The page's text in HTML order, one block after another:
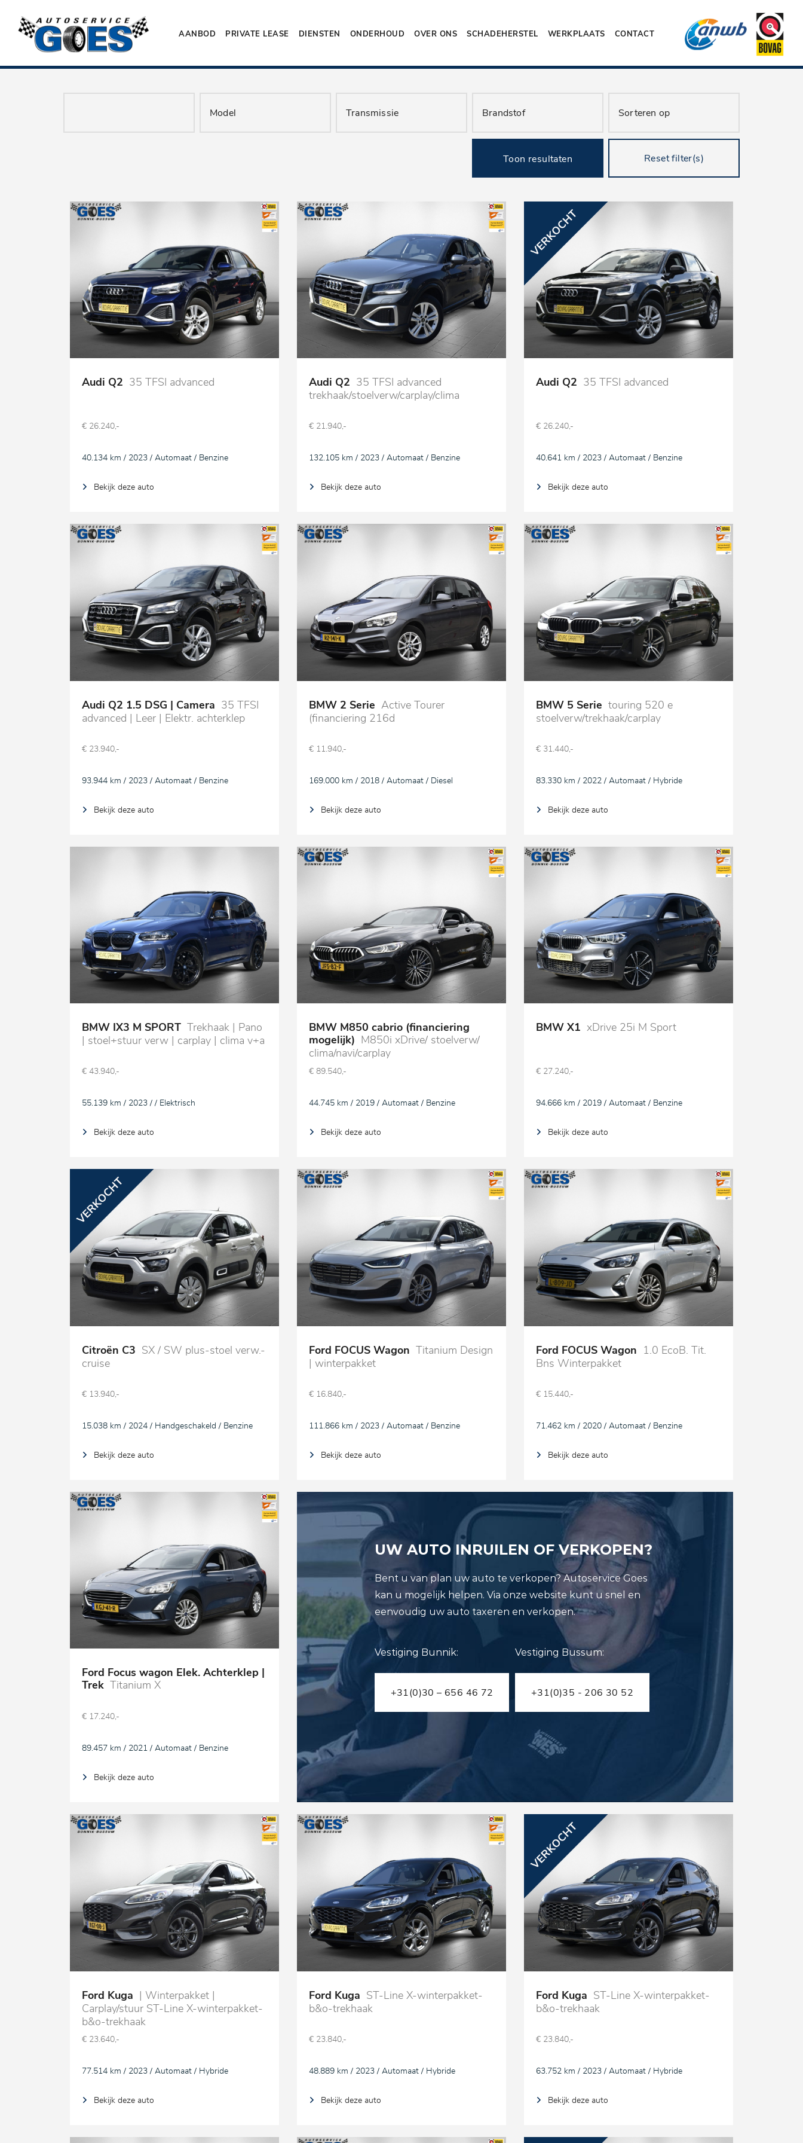
AANBOD PRIVATE LEASE DIENSTEN ONDERHOUD OVER ONS SCHADEHERSTEL WERKPLAATS CONTACT
Toon resultaten Reset filter(s)
Audi Q2 35 TFSI advanced
€ 26.240,-
40.134 km / 2023 / Automaat / Benzine
Bekijk deze auto
Audi Q2
35 TFSI advanced
trekhaak/stoelverw/carplay/clima
€ 21.940,-
132.105 km / 2023 / Automaat / Benzine
Bekijk deze auto
Audi Q2 35 TFSI advanced
€ 26.240,-
40.641 km / 2023 / Automaat / Benzine
Bekijk deze auto
Audi Q2 1.5 DSG | Camera
35 TFSI
advanced | Leer | Elektr. achterklep
€ 23.940,-
93.944 km / 2023 / Automaat / Benzine
Bekijk deze auto
BMW 2 Serie
Active Tourer
(financiering 216d
€ 11.940,-
169.000 km / 2018 / Automaat / Diesel
Bekijk deze auto
BMW 5 Serie
touring 520 e
stoelverw/trekhaak/carplay
€ 31.440,-
83.330 km / 2022 / Automaat / Hybride
Bekijk deze auto
BMW IX3 M SPORT
Trekhaak | Pano
| stoel+stuur verw | carplay | clima v+a
€ 43.940,-
55.139 km / 2023 / / Elektrisch
Bekijk deze auto
BMW M850 cabrio (financiering
mogelijk)
M850i xDrive/ stoelverw/
clima/navi/carplay
€ 89.540,-
44.745 km / 2019 / Automaat / Benzine
Bekijk deze auto
BMW X1 xDrive 25i M Sport
€ 27.240,-
94.666 km / 2019 / Automaat / Benzine
Bekijk deze auto
Citroën C3
SX / SW plus-stoel verw.-
cruise
€ 13.940,-
15.038 km / 2024 / Handgeschakeld / Benzine
Bekijk deze auto
Ford FOCUS Wagon
Titanium Design
| winterpakket
€ 16.840,-
111.866 km / 2023 / Automaat / Benzine
Bekijk deze auto
Ford FOCUS Wagon
1.0 EcoB. Tit.
Bns Winterpakket
€ 15.440,-
71.462 km / 2020 / Automaat / Benzine
Bekijk deze auto
Ford Focus wagon Elek. Achterklep |
Trek
Titanium X
€ 17.240,-
89.457 km / 2021 / Automaat / Benzine
Bekijk deze auto
UW AUTO INRUILEN OF VERKOPEN?
Bent u van plan uw auto te verkopen? Autoservice Goes
kan u mogelijk helpen. Via onze website kunt u snel en
eenvoudig uw auto taxeren en verkopen.
Vestiging Bunnik: Vestiging Bussum:
+31(0)30 – 656 46 72 +31(0)35 - 206 30 52
Ford Kuga
| Winterpakket |
Carplay/stuur ST-Line X-winterpakket-
b&o-trekhaak
€ 23.640,-
77.514 km / 2023 / Automaat / Hybride
Bekijk deze auto
Ford Kuga
ST-Line X-winterpakket-
b&o-trekhaak
€ 23.840,-
48.889 km / 2023 / Automaat / Hybride
Bekijk deze auto
Ford Kuga
ST-Line X-winterpakket-
b&o-trekhaak
€ 23.840,-
63.752 km / 2023 / Automaat / Hybride
Bekijk deze auto